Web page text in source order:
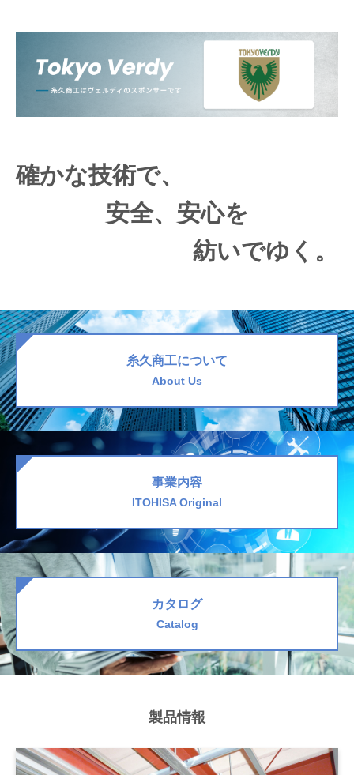
確かな技術で、
安全、安心を
紡いでゆく。
糸久商工について
About Us
事業内容
ITOHISA Original
カタログ
Catalog
製品情報